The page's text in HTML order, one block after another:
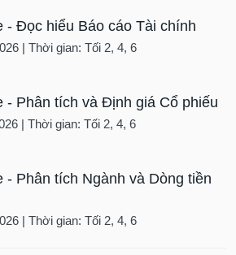
- Đọc hiểu Báo cáo Tài chính
| Thời gian: Tối 2, 4, 6
- Phân tích và Định giá Cổ phiếu
| Thời gian: Tối 2, 4, 6
- Phân tích Ngành và Dòng tiền
| Thời gian: Tối 2, 4, 6